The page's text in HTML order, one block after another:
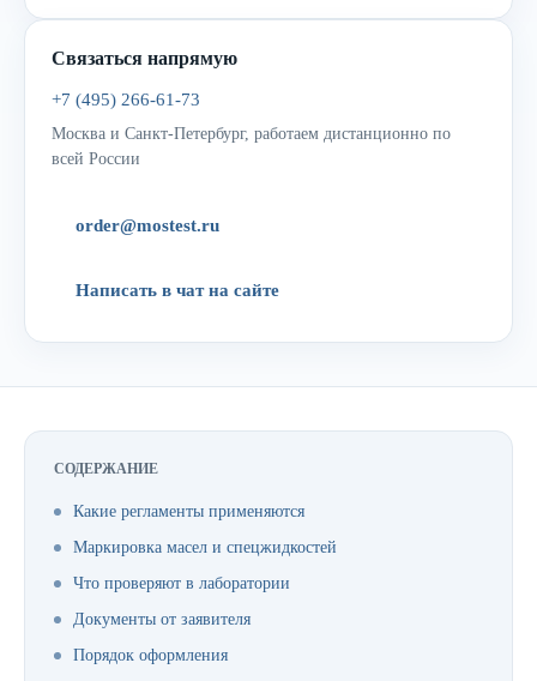
Связаться напрямую
+7 (495) 266-61-73
Москва и Санкт-Петербург, работаем дистанционно по
всей России
order@mostest.ru
Написать в чат на сайте
СОДЕРЖАНИЕ
Какие регламенты применяются
Маркировка масел и спецжидкостей
Что проверяют в лаборатории
Документы от заявителя
Порядок оформления